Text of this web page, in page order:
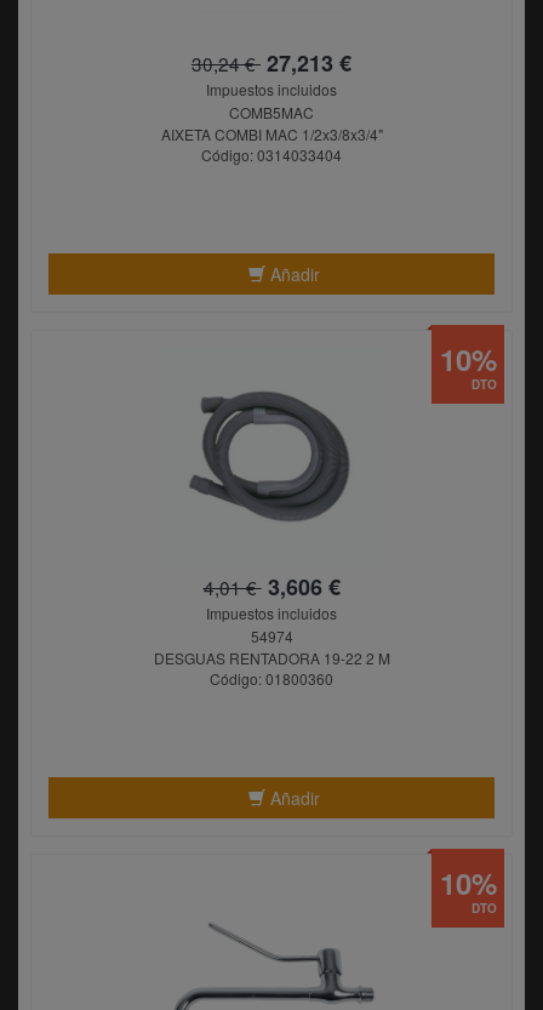
30,24 € 27,213 €
Impuestos incluidos
COMB5MAC
AIXETA COMBI MAC 1/2x3/8x3/4"
Código: 0314033404
Añadir
4,01 €3,606 €
Impuestos incluidos
54974
DESGUAS RENTADORA 19-22 2 M
Código: 01800360
Añadir
DTO
10%
DTO
10%